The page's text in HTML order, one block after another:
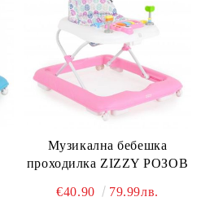
Музикална бебешка
проходилка ZIZZY РОЗОВ
€40.90 79.99лв.